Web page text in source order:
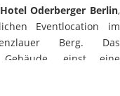
Hotel Oderberger Berlin,
Eventlocation im
Berg. Das
Gebäude, einst eine